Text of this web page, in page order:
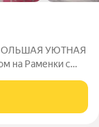
БОЛЬШАЯ УЮТНАЯ
на Раменки с
меблировки; -